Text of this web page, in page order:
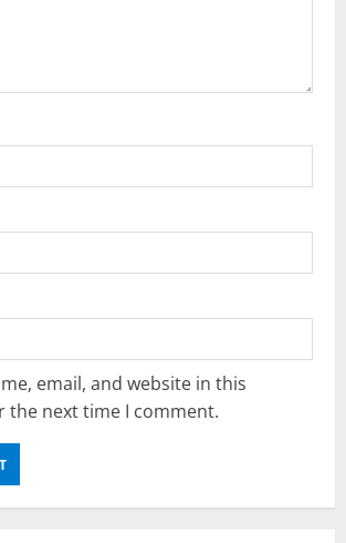
email, and website in this
the next time I comment.